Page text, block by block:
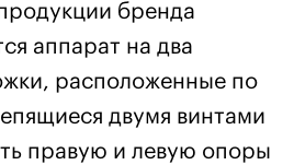
бренда
аппарат на два
расположенные по
двумя винтами
правую и левую опоры